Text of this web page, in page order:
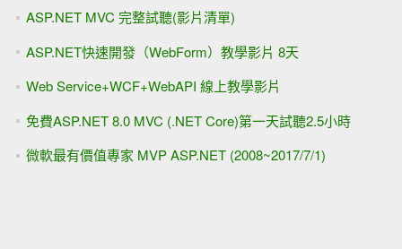
ASP.NET MVC 完整試聽(影片清單)
ASP.NET快速開發（WebForm）教學影片 8天
Web Service+WCF+WebAPI 線上教學影片
免費ASP.NET 8.0 MVC (.NET Core)第一天試聽2.5小時
微軟最有價值專家 MVP ASP.NET (2008~2017/7/1)